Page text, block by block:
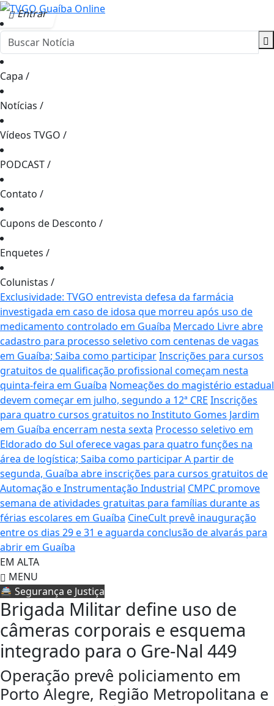
Entrar
Capa /
Notícias /
Vídeos TVGO /
PODCAST/
Contato /
Cupons de Desconto /
Enquetes /
Colunistas /
Exclusividade: TVGO entrevista defesa da farmácia
investigada em caso de idosa que morreu após uso de
medicamento controlado em Guaíba Mercado Livre abre
cadastro para processo seletivo com centenas de vagas
em Guaíba; Saiba como participarInscrições para cursos
gratuitos de qualificação profissional começam nesta
quinta-feira em Guaíba Nomeações do magistério estadual
devem começar em julho, segundo a 12ª CRE Inscrições
para quatro cursos gratuitos no Instituto Gomes Jardim
em Guaíba encerram nesta sexta Processo seletivo em
Eldorado do Sul oferece vagas para quatro funções na
área de logística; Saiba como participarA partir de
segunda, Guaíba abre inscrições para cursos gratuitos de
Automação e Instrumentação Industrial CMPC promove
semana de atividades gratuitas para famílias durante as
férias escolares em Guaíba CineCult prevê inauguração
entre os dias 29 e 31 e aguarda conclusão de alvarás para
abrir em Guaíba
EM ALTA
MENU
🚔 Segurança e Justiça
Brigada Militar define uso de
câmeras corporais e esquema
integrado para o Gre-Nal 449
Operação prevê policiamento em
Porto Alegre, Região Metropolitana e